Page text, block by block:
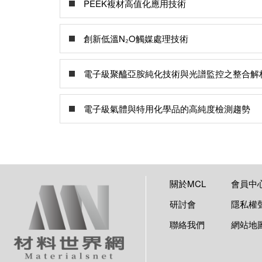
PEEK複材高值化應用技術
創新低溫N₂O觸媒處理技術
電子級聚醯亞胺純化技術與光譜監控之整合解
電子級氣體與特用化學品的高純度檢測趨勢
關於MCL
會員中
研討會
隱私權
聯絡我們
網站地